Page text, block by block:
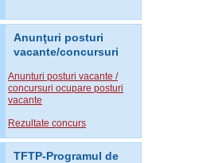
Anunţuri posturi
vacante/concursuri
Anunturi posturi vacante /
concursuri ocupare posturi
vacante
Rezultate concurs
TFTP-Programul de